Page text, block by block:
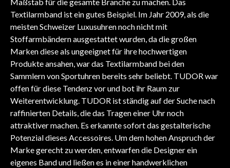
Textilarmband ist ein gutes Beispiel. Im Jahr 2009, als die
meisten Schweizer Luxusuhren noch nicht mit
Stoffarmbändern ausgestattet wurden, da die großen
Marken diese als ungeeignet für ihre hochwertigen
Produkte ansahen, war das Textilarmband bei den
Sammlern von Sportuhren bereits sehr beliebt. TUDOR war
offen für diese Tendenz vor und bot ihr Raum zur
Weiterentwicklung. TUDOR ist ständig auf der Suche nach
raffinierten Details, die das Tragen einer Uhr noch
attraktiver machen. Es erkannte sofort das gestalterische
Potenzial dieses Accessoires. Um dem hohen Anspruch der
Marke gerecht zu werden, entwarfen die Designer ein
eigenes Band und ließen es in einer handwerklichen